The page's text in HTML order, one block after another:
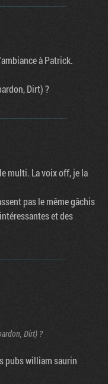
à Patrick.
Dirt) ?
multi. La voix off, je la
pas le même gâchis
et des
Dirt) ?
pubs william saurin